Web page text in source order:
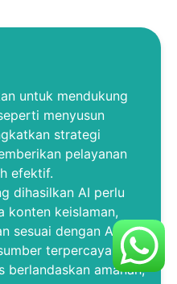
untuk mendukung
menyusun
strategi
pelayanan
efektif.
dihasilkan AI perlu
konten keislaman,
sesuai dengan Al-
terpercaya.
berlandaskan amanah,